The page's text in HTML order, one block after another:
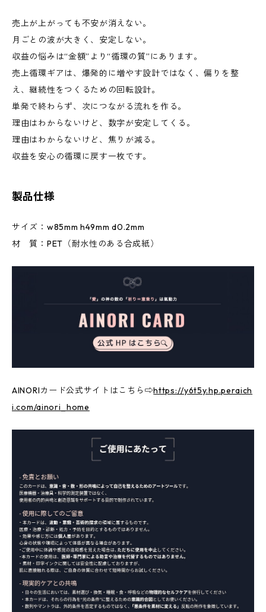
売上が上がっても不安が消えない。
月ごとの波が大きく、安定しない。
収益の悩みは“金額”より“循環の質”にあります。
売上循環ギアは、爆発的に増やす設計ではなく、偏りを整
え、継続性をつくるための回転設計。
単発で終わらず、次につながる流れを作る。
理由はわからないけど、数字が安定してくる。
理由はわからないけど、焦りが減る。
収益を安心の循環に戻す一枚です。
製品仕様
サイズ：w85mm h49mm d0.2mm
材 質：PET（耐水性のある合成紙）
AINORIカード公式サイトはこちら⇨https://y6t5y.hp.peraich
i.com/ainori_home